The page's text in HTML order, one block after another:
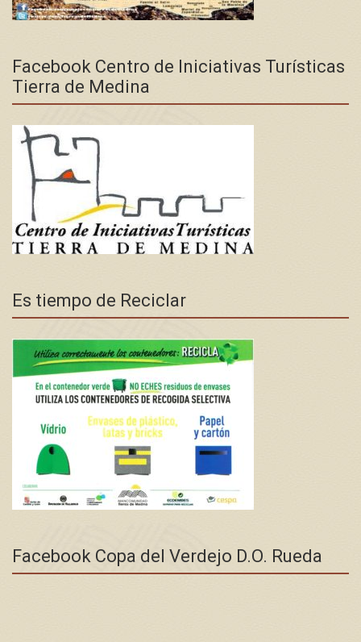
Facebook Centro de Iniciativas Turísticas
Tierra de Medina
Es tiempo de Reciclar
Facebook Copa del Verdejo D.O. Rueda